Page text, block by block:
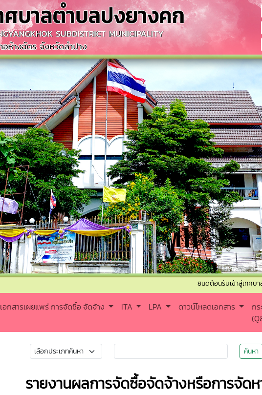
ยินดีต้อนรับเข้าสู่เทศบาลตำบลปงย
เอกสารเผยแพร่ การจัดซื้อ จัดจ้าง ITA LPA ดาวน์โหลดเอกสาร
ก
ค้นหา
รายงานผลการจัดซื้อจัดจ้างหรือการจัด